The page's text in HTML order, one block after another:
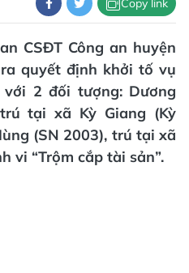
CSĐT Công an huyện
quyết định khởi tố vụ
2 đối tượng: Dương
tại xã Kỳ Giang (Kỳ
(SN 2003), trú tại xã
vi “Trộm cắp tài sản”.